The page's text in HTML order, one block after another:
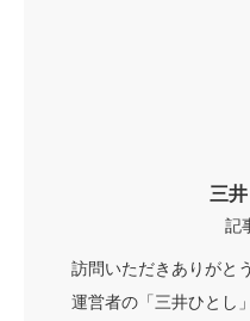
三
記
訪問いただきありがと
運営者の「三井ひとし